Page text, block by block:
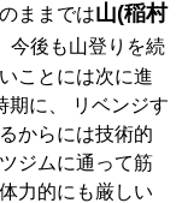
ままでは山(稲村
今後も山登りを続
ことには次に進
期に、 リベンジす
からには技術的
ジムに通って筋
力的にも厳しい